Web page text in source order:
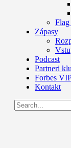
Zápasy
Podcast
Partneri
Forbes
Kontakt